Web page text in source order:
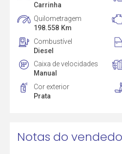
Carrinha
Quilometragem
198.558 Km
Combustível
Diesel
Caixa de velocidades
Manual
Cor exterior
Prata
Notas do